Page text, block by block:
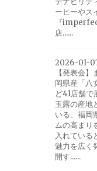
ーヒーやス
『
店......
2026-01-
【発表会
岡県産「八
ど41店舗で
玉露の産地
いる、福岡
ムの高まり
入れている
魅力を広く
開す......